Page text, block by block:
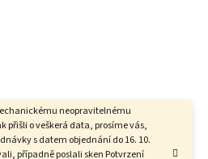
neopravitelnému
přišli o veškerá data, prosíme vás,
s datem objednání do 16. 10.
případně poslali sken Potvrzení
Vytvořil Shoptet